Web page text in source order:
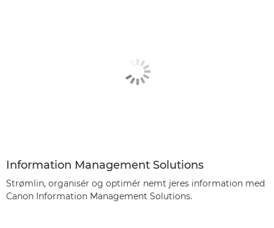
Information Management Solutions
Strømlin, organisér og optimér nemt jeres information med
Canon Information Management Solutions.